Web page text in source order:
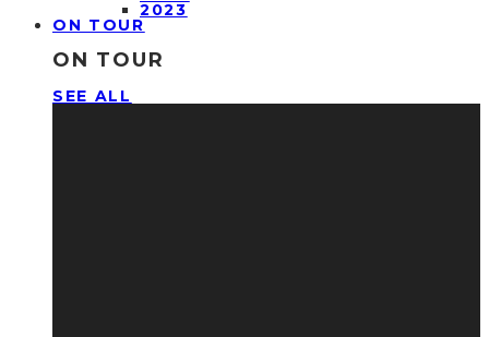
2023
ON TOUR
ON TOUR
SEE ALL